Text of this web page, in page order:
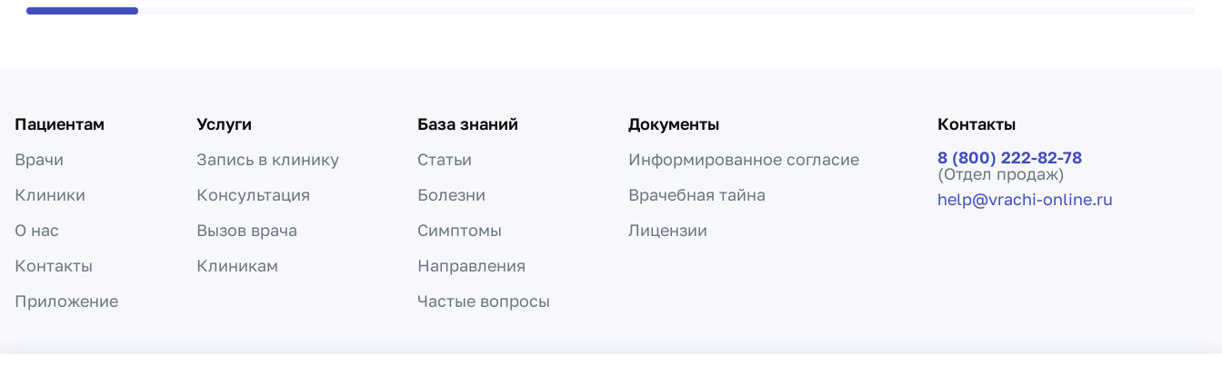
Пациентам
Врачи
Клиники
О нас
Контакты
Приложение
Услуги
Запись в клинику
Консультация
Вызов врача
Клиникам
База знаний
Статьи
Болезни
Симптомы
Направления
Частые вопросы
Документы
Информированное согласие
Врачебная тайна
Лицензии
Контакты
8 (800) 222-82-78
(Отдел продаж)
help@vrachi-online.ru